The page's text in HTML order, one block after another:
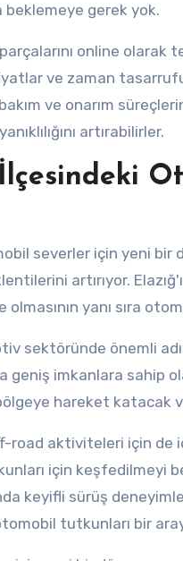
gerek yok.
online
ve zaman
ve onarım
artırabilirler.
İlçesindeki
severler için yeni
artırıyor.
yanı sıra
sektöründe önemli
imkanlara sahip
hareket katacak
road aktiviteleri için de
için keşfedilmeyi
keyifli sürüş
tutkunları bir